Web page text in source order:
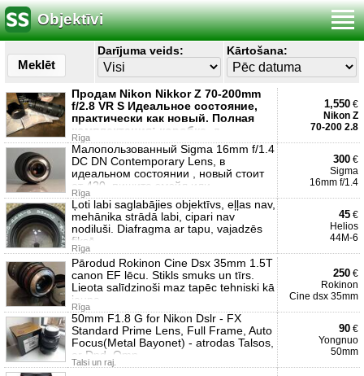
Objektīvi
Meklēt
Darījuma veids: Kārtošana:
Продам Nikon Nikkor Z 70-200mm
f/2.8 VR S Идеальное состояние,
практически как новый. Полная
комплектация: коробка, д
Rīga
1,550 €
Nikon Z
70-200 2.8
Малопользованный Sigma 16mm f/1.4
DC DN Contemporary Lens, в
идеальном состоянии , новый стоит
от 420, пишите эмэйл или
Rīga
300 €
Sigma
16mm f/1.4
Ļoti labi saglabājies objektīvs, eļļas nav,
mehānika strādā labi, cipari nav
nodiluši. Diafragma ar tapu, vajadzēs
fiksē
Rīga
45 €
Helios
44M-6
Pārodud Rokinon Cine Dsx 35mm 1.5T
canon EF lēcu. Stikls smuks un tīrs.
Lieota salīdzinoši maz tapēc tehniski kā
jauna.
Rīga
250 €
Rokinon
Cine dsx 35mm
50mm F1.8 G for Nikon Dslr - FX
Standard Prime Lens, Full Frame, Auto
Focus(Metal Bayonet) - atrodas Talsos,
ar Dpd, Omn
Talsi un raj.
90 €
Yongnuo
50mm